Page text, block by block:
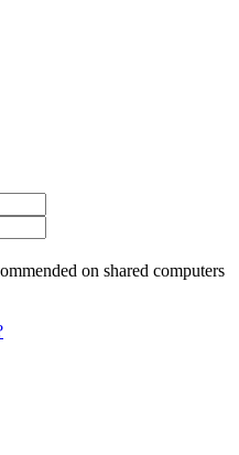
on shared computers